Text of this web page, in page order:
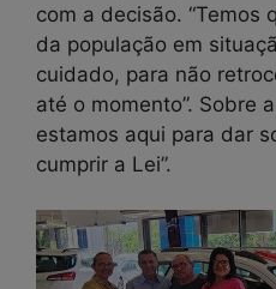
com a decisão. “Temos
da população em
cuidado, para não
até o momento”. Sobre
estamos aqui para dar
cumprir a Lei”.